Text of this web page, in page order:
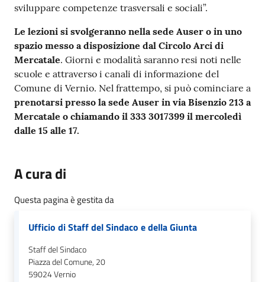
sviluppare competenze trasversali e sociali”.
Le lezioni si svolgeranno nella sede Auser o in uno
spazio messo a disposizione dal Circolo Arci di
Mercatale. Giorni e modalità saranno resi noti nelle
scuole e attraverso i canali di informazione del
Comune di Vernio. Nel frattempo, si può cominciare a
prenotarsi presso la sede Auser in via Bisenzio 213 a
Mercatale o chiamando il 333 3017399 il mercoledì
dalle 15 alle 17.
A cura di
Questa pagina è gestita da
Ufficio di Staff del Sindaco e della Giunta
Staff del Sindaco
Piazza del Comune, 20
59024Vernio